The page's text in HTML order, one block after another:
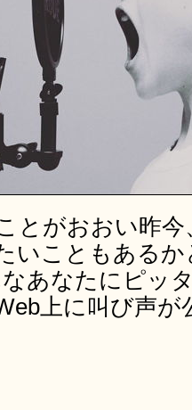
とがおおい昨
いこともある
あなたにピッ
上に叫び声が